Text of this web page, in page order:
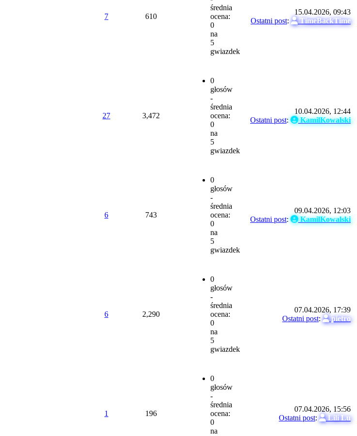
7 610
średnia
ocena:
0
na
5
gwiazdek
15.04.2026, 09:43
Ostatni post: TimeBackTime
27 3,472
0
głosów
-
średnia
ocena:
0
na
5
gwiazdek
10.04.2026, 12:44
Ostatni post: KamilKowalski
6 743
0
głosów
-
średnia
ocena:
0
na
5
gwiazdek
09.04.2026, 12:03
Ostatni post: KamilKowalski
6 2,290
0
głosów
-
średnia
ocena:
0
na
5
gwiazdek
07.04.2026, 17:39
Ostatni post: pietro
1 196
0
głosów
-
średnia
ocena:
0
na
07.04.2026, 15:56
Ostatni post: Lili Lu